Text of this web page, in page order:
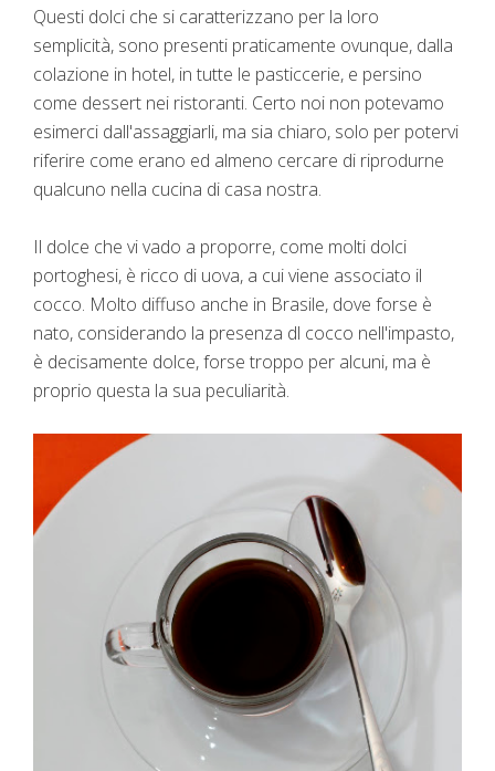
Questi dolci che si caratterizzano per la loro
semplicità, sono presenti praticamente ovunque, dalla
colazione in hotel, in tutte le pasticcerie, e persino
come dessert nei ristoranti. Certo noi non potevamo
esimerci dall'assaggiarli, ma sia chiaro, solo per potervi
riferire come erano ed almeno cercare di riprodurne
qualcuno nella cucina di casa nostra.
Il dolce che vi vado a proporre, come molti dolci
portoghesi, è ricco di uova, a cui viene associato il
cocco. Molto diffuso anche in Brasile, dove forse è
nato, considerando la presenza dl cocco nell'impasto,
è decisamente dolce, forse troppo per alcuni, ma è
proprio questa la sua peculiarità.